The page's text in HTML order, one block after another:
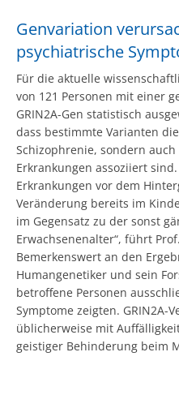
Genvariation
psychiatrische
Für die aktuelle
von 121 Personen mit einer
GRIN2A-Gen statistisch
dass bestimmte Varianten
Schizophrenie, sondern
Erkrankungen assoziiert
Erkrankungen vor dem
Veränderung bereits im
im Gegensatz zu der sonst
Erwachsenenalter“, führt
Bemerkenswert an den
Humangenetiker und sein
betroffene Personen
Symptome zeigten. GRIN2A-
üblicherweise mit
geistiger Behinderung beim